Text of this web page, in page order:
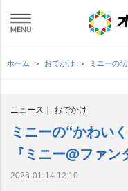
ホーム おでかけ ミニーの
ニュース おでかけ
ミニーの“かわい
『ミニー@ファ
2026-01-14 12:10